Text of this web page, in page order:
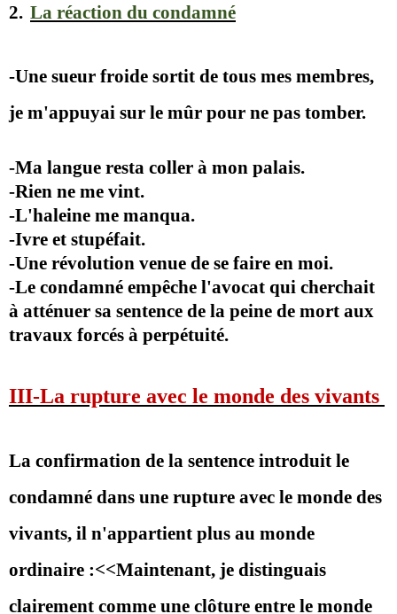
2. La réaction du condamné
-Une sueur froide sortit de tous mes membres,
je m'appuyai sur le mûr pour ne pas tomber.
-Ma langue resta coller à mon palais.
-Rien ne me vint.
-L'haleine me manqua.
-Ivre et stupéfait.
-Une révolution venue de se faire en moi.
-Le condamné empêche l'avocat qui cherchait
à atténuer sa sentence de la peine de mort aux
travaux forcés à perpétuité.
III-La rupture avec le monde des vivants
La confirmation de la sentence introduit le
condamné dans une rupture avec le monde des
vivants, il n'appartient plus au monde
ordinaire :<<Maintenant, je distinguais
clairement comme une clôture entre le monde